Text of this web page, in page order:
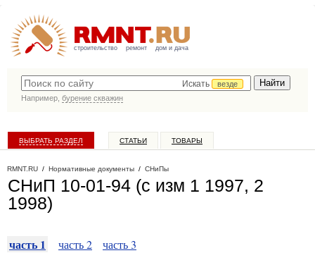
строительство ремонт дом и дача
Искать
везде
Например, бурение скважин
ВЫБРАТЬ РАЗДЕЛ СТАТЬИ ТОВАРЫ
RMNT.RU / Нормативные документы / СНиПы
СНиП 10-01-94 (с изм 1 1997, 2
1998)
часть 1 часть 2 часть 3